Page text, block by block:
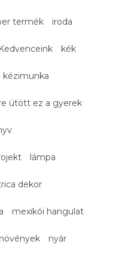
termék iroda
Kedvenceink kék
kézimunka
ütött ez a gyerek
lámpa
dekor
mexikói hangulat
növények nyár